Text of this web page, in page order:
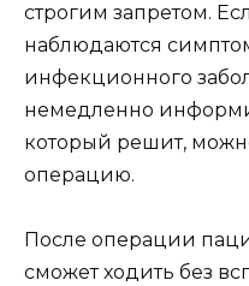
строгим запретом.
наблюдаются
инфекционного
немедленно
который решит,
операцию.
После операции
сможет ходить без